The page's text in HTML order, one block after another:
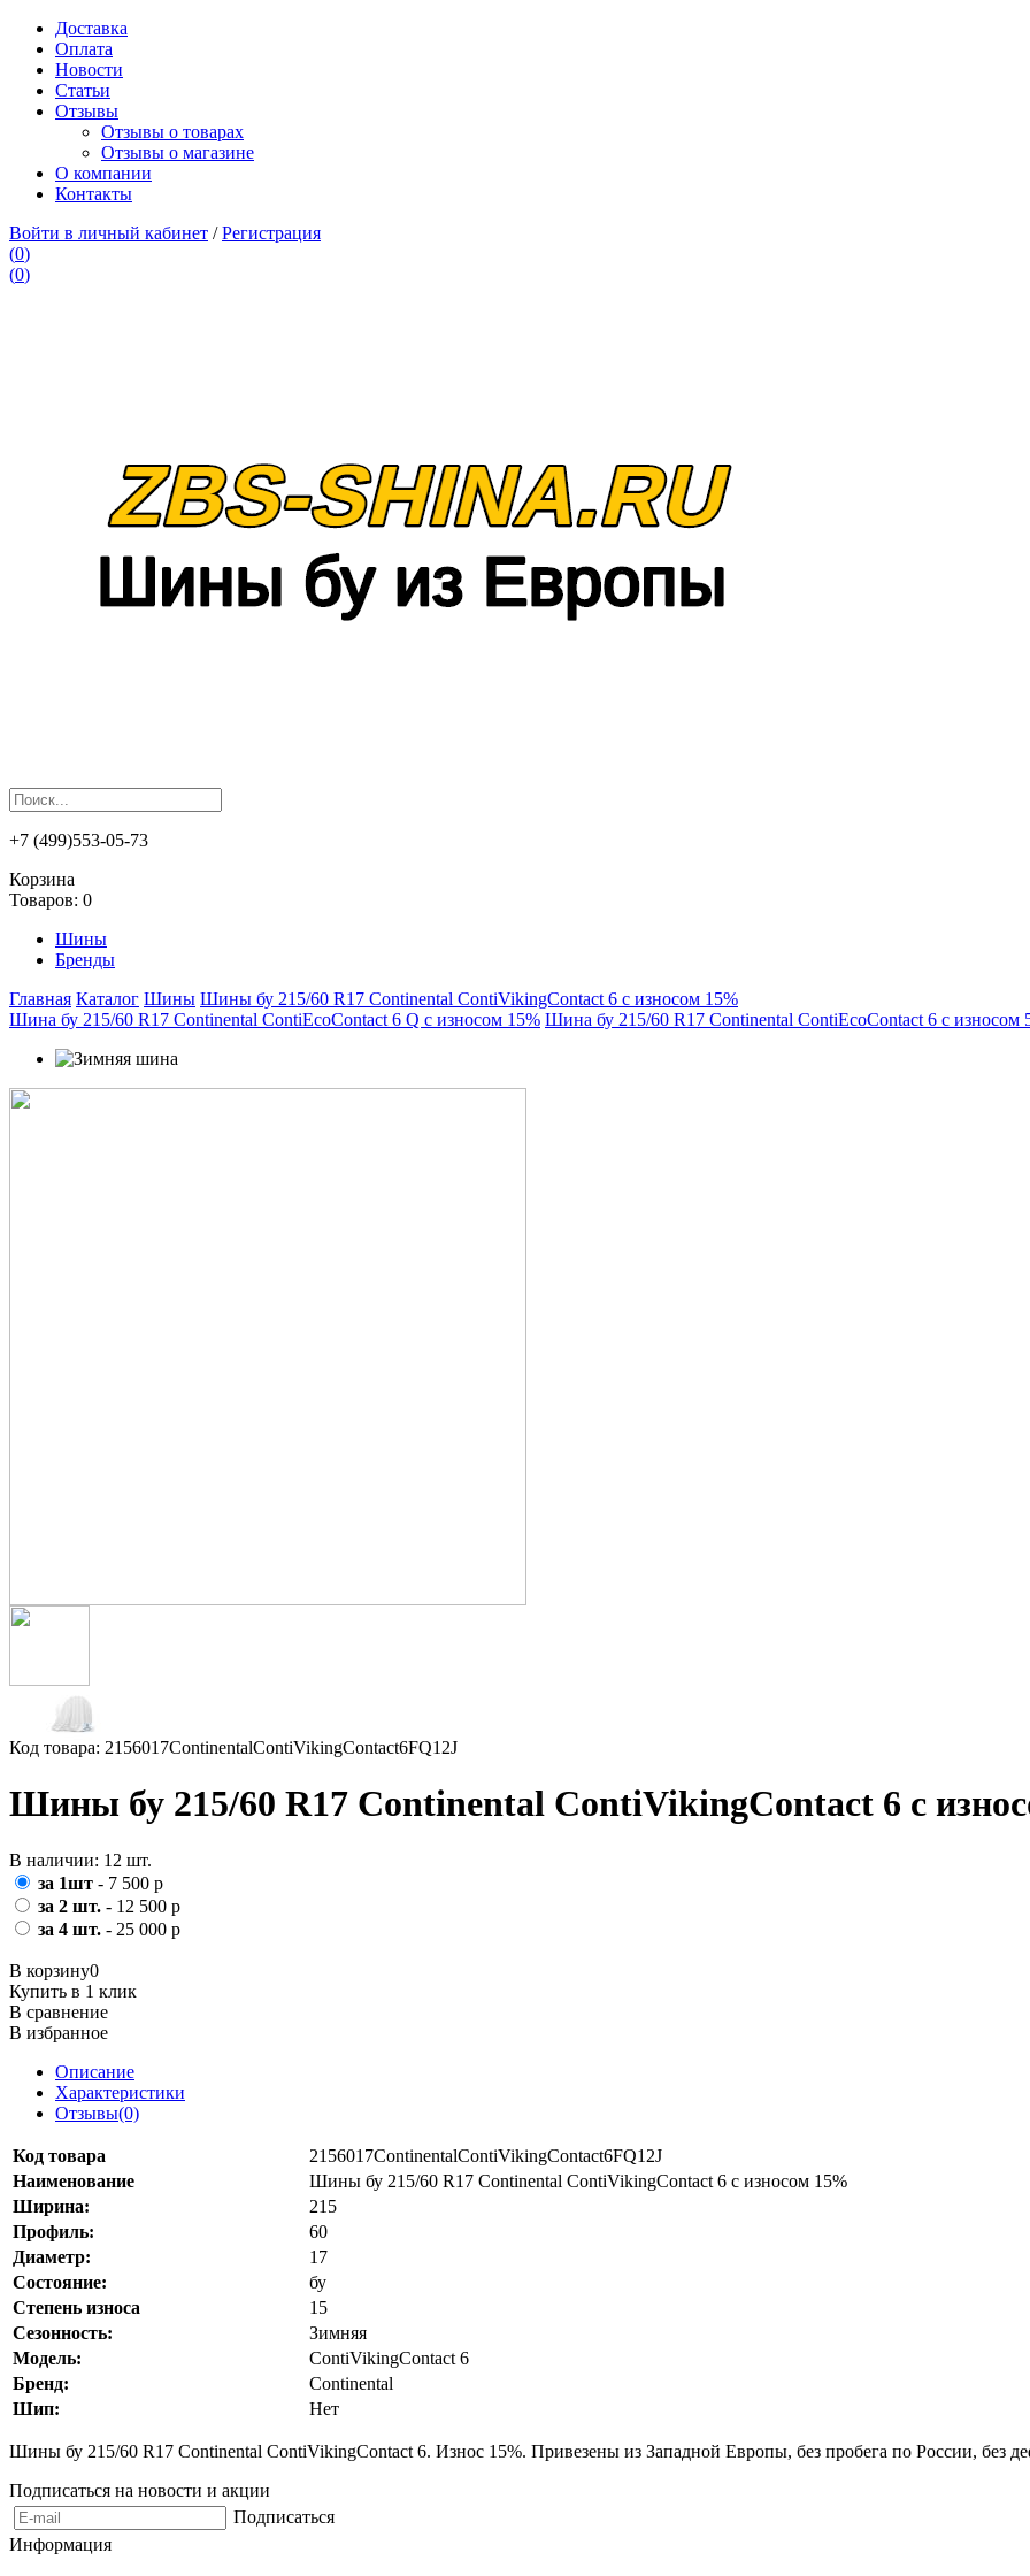
Доставка
Оплата
Новости
Статьи
Отзывы
Отзывы о товарах
Отзывы о магазине
О компании
Контакты
Войти в личный кабинет /Регистрация
(0)
(0)
+7 (499)553-05-73
Корзина
Товаров: 0
Шины
Бренды
Главная Каталог Шины Шины бу 215/60 R17 Continental ContiVikingContact 6 с износом 15%
Шина бу 215/60 R17 Continental ContiEcoContact 6 Q с износом 15% Шина бу 215/60 R17 Continental ContiEcoContact 6 с износом
Код товара: 2156017ContinentalContiVikingContact6FQ12J
Шины бу 215/60 R17 Continental ContiVikingContact 6 с
В наличии: 12 шт.
за 1шт - 7 500 р
за 2 шт. - 12 500 р
за 4 шт. - 25 000 р
В корзину0
Купить в 1 клик
В сравнение
В избранное
Описание
Характеристики
Отзывы(0)
Код товара
2156017ContinentalContiVikingContact6FQ12J
Наименование
Шины бу 215/60 R17 Continental ContiVikingContact 6 с износом 15%
Ширина:
215
Профиль:
60
Диаметр:
17
Состояние:
бу
Степень износа
15
Сезонность:
Зимняя
Модель:
ContiVikingContact 6
Бренд:
Continental
Шип:
Нет
Шины бу 215/60 R17 Continental ContiVikingContact 6. Износ 15%. Привезены из Западной Европы, без пробега по России, без
Подписаться на новости и акции
Подписаться
Информация